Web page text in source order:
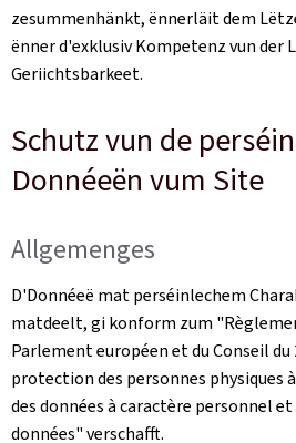
zesummenhänkt, ënnerläit dem
ënner d'exklusiv Kompetenz vun der
Geriichtsbarkeet.
Schutz vun de
Donnéeën vum Site
Allgemenges
D'Donnéeë mat perséinlechem
matdeelt, gi konform zum "
Parlement européen et du Conseil
protection des personnes physiques
des données à caractère personnel
données" verschafft.